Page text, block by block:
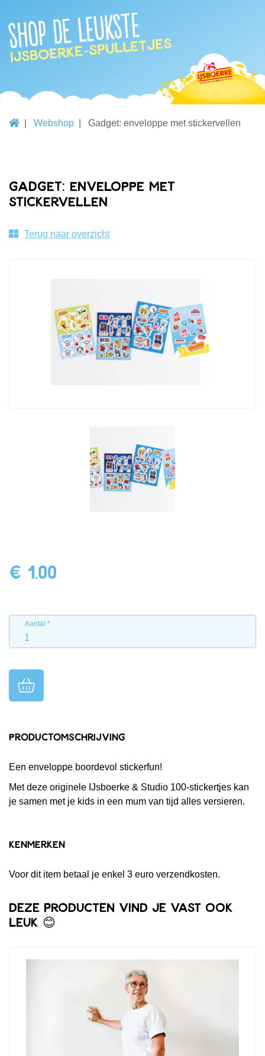
Shop de leukste
IJsboerke-spulletjes
Webshop Gadget: enveloppe met stickervellen
Gadget: enveloppe met
stickervellen
Terug naar overzicht
€ 1,00
Aantal
Productomschrijving
Een enveloppe boordevol stickerfun!
Met deze originele IJsboerke & Studio 100-stickertjes kan
je samen met je kids in een mum van tijd alles versieren.
Kenmerken
Voor dit item betaal je enkel 3 euro verzendkosten.
Deze producten vind je vast ook
leuk 😊